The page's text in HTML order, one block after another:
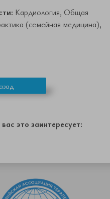
Кардиология, Общая
(семейная медицина),
это заинтересует: